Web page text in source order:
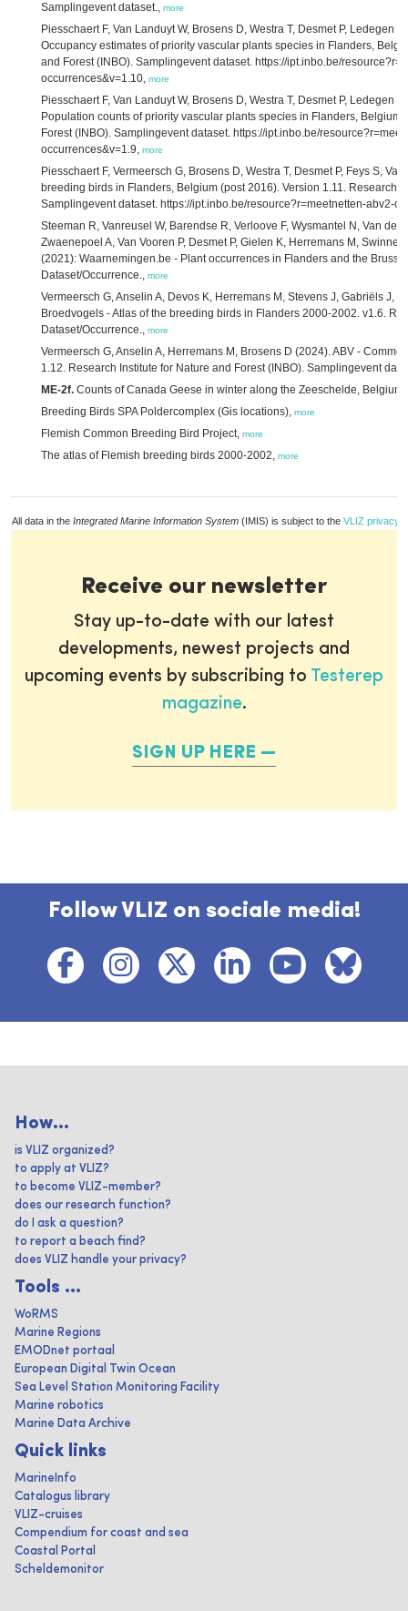
Samplingevent dataset., more
Piesschaert F, Van Landuyt W, Brosens D, Westra T, Desmet P, Ledegen
Occupancy estimates of priority vascular plants species in Flanders,
and Forest (INBO). Samplingevent dataset. https://ipt.inbo.be/
occurrences&v=1.10, more
Piesschaert F, Van Landuyt W, Brosens D, Westra T, Desmet P, Ledegen
Population counts of priority vascular plants species in Flanders,
Forest (INBO). Samplingevent dataset. https://ipt.inbo.be/
occurrences&v=1.9, more
Piesschaert F, Vermeersch G, Brosens D, Westra T, Desmet P, Feys S,
breeding birds in Flanders, Belgium (post 2016). Version 1.11. Research
Samplingevent dataset. https://ipt.inbo.be/resource?r=meetnetten-abv2-
Steeman R, Vanreusel W, Barendse R, Verloove F, Wysmantel N, Van den
Zwaenepoel A, Van Vooren P, Desmet P, Gielen K, Herremans M,
(2021): Waarnemingen.be - Plant occurrences in Flanders and the
Dataset/Occurrence., more
Vermeersch G, Anselin A, Devos K, Herremans M, Stevens J, Gabriëls J,
Broedvogels - Atlas of the breeding birds in Flanders 2000-2002. v1.6.
Dataset/Occurrence., more
Vermeersch G, Anselin A, Herremans M, Brosens D (2024). ABV -
1.12. Research Institute for Nature and Forest (INBO). Samplingevent
ME-2f. Counts of Canada Geese in winter along the Zeeschelde, Belgium,
Breeding Birds SPA Poldercomplex (Gis locations), more
Flemish Common Breeding Bird Project, more
The atlas of Flemish breeding birds 2000-2002, more
All data in the Integrated Marine Information System (IMIS) is subject to the VLIZ privacy
Receive our newsletter
Stay up-to-date with our latest
developments, newest projects and
upcoming events by subscribing to Testerep
magazine.
SIGN UP HERE
Follow VLIZ on sociale media!
How...
is VLIZ organized?
to apply at VLIZ?
to become VLIZ-member?
does our research function?
do I ask a question?
to report a beach find?
does VLIZ handle your privacy?
Tools ...
WoRMS
Marine Regions
EMODnet portaal
European Digital Twin Ocean
Sea Level Station Monitoring Facility
Marine robotics
Marine Data Archive
Quick links
MarineInfo
Catalogus library
VLIZ-cruises
Compendium for coast and sea
Coastal Portal
Scheldemonitor